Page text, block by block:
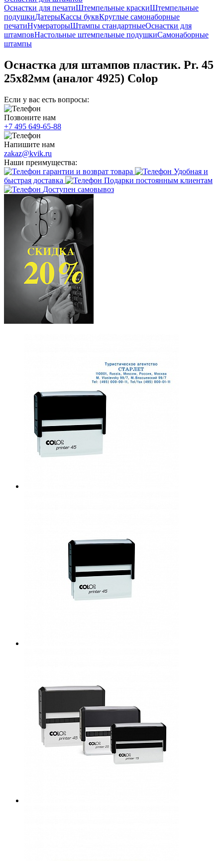
Оснастки для печатиШтемпельные краскиШтемпельные
подушкиДатерыКассы буквКруглые самонаборные
печатиНумераторыШтампы стандартныеОснастки для
штамповНастольные штемпельные подушкиСамонаборные
штампы
Оснастка для штампов пластик. Pr. 45
25х82мм (аналог 4925) Colop
Если у вас есть вопросы:
Позвоните нам
+7 495 649-65-88
Напишите нам
zakaz@kvik.ru
Наши преимущества:
гарантии и возврат товара
Удобная и
быстрая доставка
Подарки постоянным клиентам
Доступен самовывоз